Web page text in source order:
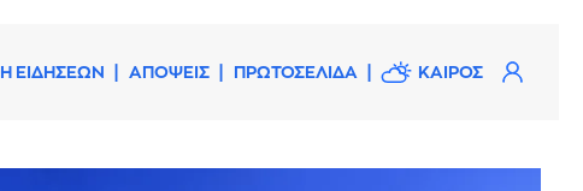
ΕΙΔΗΣΕΩΝ ΑΠΟΨΕΙΣ ΠΡΩΤΟΣΕΛΙΔΑ ΚΑΙΡΟΣ